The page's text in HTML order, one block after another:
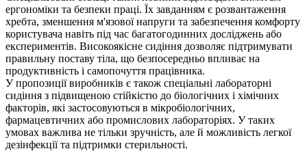
ергономіки та безпеки праці. Їх завданням є розвантаження
хребта, зменшення м'язової напруги та забезпечення комфорту
користувача навіть під час багатогодинних досліджень або
експериментів. Високоякісне сидіння дозволяє підтримувати
правильну поставу тіла, що безпосередньо впливає на
продуктивність і самопочуття працівника.
У пропозиції виробників є також спеціальні лабораторні
сидіння з підвищеною стійкістю до біологічних і хімічних
факторів, які застосовуються в мікробіологічних,
фармацевтичних або промислових лабораторіях. У таких
умовах важлива не тільки зручність, але й можливість легкої
дезінфекції та підтримки стерильності.